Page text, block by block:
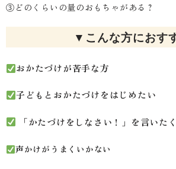
③どのくらいの量のおもちゃがある？
▼こんな方におす
おかたづけが苦手な方
子どもとおかたづけをはじめたい
「かたづけをしなさい！」を言いた
声かけがうまくいかない